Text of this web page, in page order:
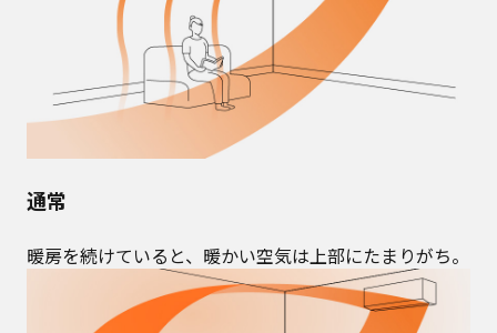
通常
暖房を続けていると、暖かい空気は上部にたまりがち。